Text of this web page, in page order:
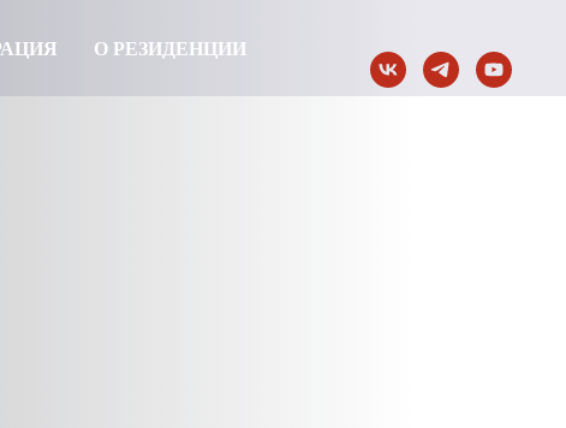
О РЕЗИДЕНЦИИ